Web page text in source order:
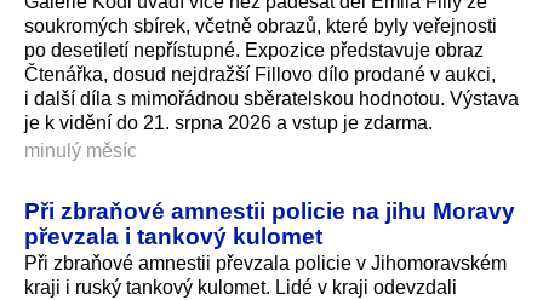
soukromých sbírek, včetně obrazů, které byly veřejnosti
po desetiletí nepřístupné. Expozice představuje obraz
Čtenářka, dosud nejdražší Fillovo dílo prodané v aukci,
i další díla s mimořádnou sběratelskou hodnotou. Výstava
je k vidění do 21. srpna 2026 a vstup je zdarma.
minulý měsíc
Při zbraňové amnestii policie na jihu Moravy
převzala i tankový kulomet
Při zbraňové amnestii převzala policie v Jihomoravském
kraji i ruský tankový kulomet. Lidé v kraji odevzdali